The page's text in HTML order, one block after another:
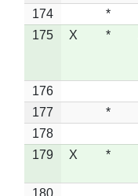
174
*
175
X *
176
177
*
178
179
X *
180